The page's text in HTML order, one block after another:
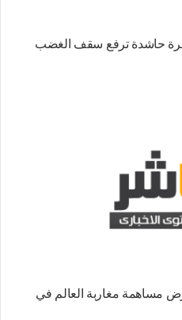
حاشدة ترفع سقف الغضب
مساهمة مغاربة العالم في